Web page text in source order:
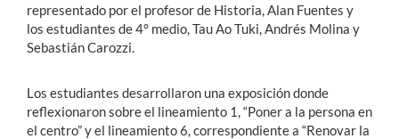
representado por el profesor de Historia, Alan Fuentes y
los estudiantes de 4° medio, Tau Ao Tuki, Andrés Molina y
Sebastián Carozzi.
Los estudiantes desarrollaron una exposición donde
reflexionaron sobre el lineamiento 1, “Poner a la persona en
el centro” y el lineamiento 6, correspondiente a “Renovar la